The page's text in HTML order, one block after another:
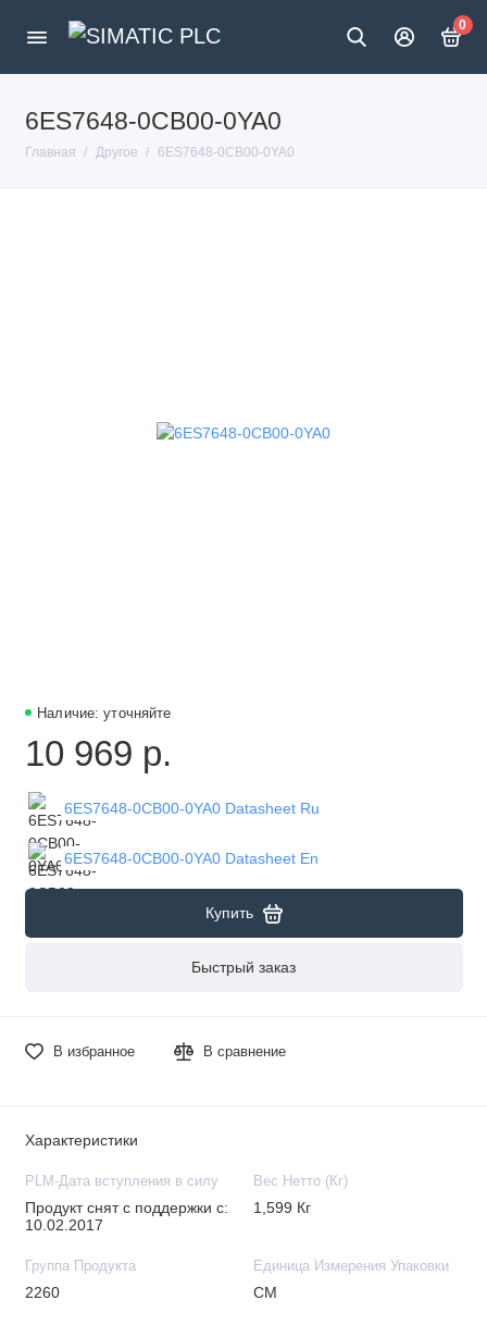
0
6ES7648-0CB00-0YA0
Главная Другое 6ES7648-0CB00-0YA0
Наличие: уточняйте
10 969 р.
6ES7648-0CB00-0YA0 Datasheet Ru
6ES7648-0CB00-0YA0 Datasheet En
Купить
Быстрый заказ
В избранное В сравнение
Характеристики
PLM-Дата вступления в силу
Продукт снят с поддержки с:
10.02.2017
Вес Нетто (Кг)
1,599 Кг
Группа Продукта
2260
Единица Измерения Упаковки
CM